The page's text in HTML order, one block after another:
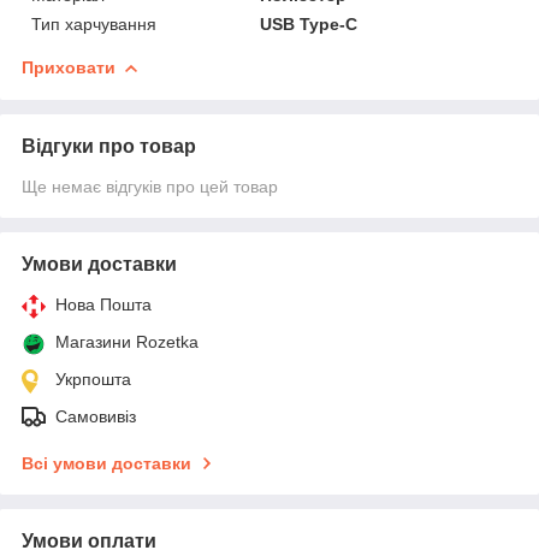
Тип харчування
USB Type-C
Приховати
Відгуки про товар
Ще немає відгуків про цей товар
Умови доставки
Нова Пошта
Магазини Rozetka
Укрпошта
Самовивіз
Всі умови доставки
Умови оплати